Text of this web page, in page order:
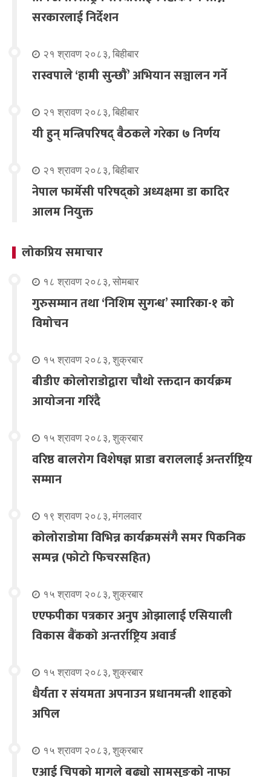
सरकारलाई निर्देशन
२१ श्रावण २०८३, बिहीबार
रास्वपाले ‘हामी सुन्छौँ’ अभियान सञ्चालन गर्ने
२१ श्रावण २०८३, बिहीबार
यी हुन् मन्त्रिपरिषद् बैठकले गरेका ७ निर्णय
२१ श्रावण २०८३, बिहीबार
नेपाल फार्मेसी परिषद्को अध्यक्षमा डा कादिर
आलम नियुक्त
लोकप्रिय समाचार
१८ श्रावण २०८३, सोमबार
गुरुसम्मान तथा ‘निशिम सुगन्ध’ स्मारिका-१ को
विमोचन
१५ श्रावण २०८३, शुक्रबार
बीडीए कोलोराडोद्वारा चौथो रक्तदान कार्यक्रम
आयोजना गरिंदै
१५ श्रावण २०८३, शुक्रबार
वरिष्ठ बालरोग विशेषज्ञ प्राडा बराललाई अन्तर्राष्ट्रिय
सम्मान
१९ श्रावण २०८३, मंगलवार
कोलोराडोमा विभिन्न कार्यक्रमसंगै समर पिकनिक
सम्पन्न (फोटो फिचरसहित)
१५ श्रावण २०८३, शुक्रबार
एएफपीका पत्रकार अनुप ओझालाई एसियाली
विकास बैंकको अन्तर्राष्ट्रिय अवार्ड
१५ श्रावण २०८३, शुक्रबार
धैर्यता र संयमता अपनाउन प्रधानमन्त्री शाहको
अपिल
१५ श्रावण २०८३, शुक्रबार
एआई चिपको मागले बढ्यो सामसुङको नाफा